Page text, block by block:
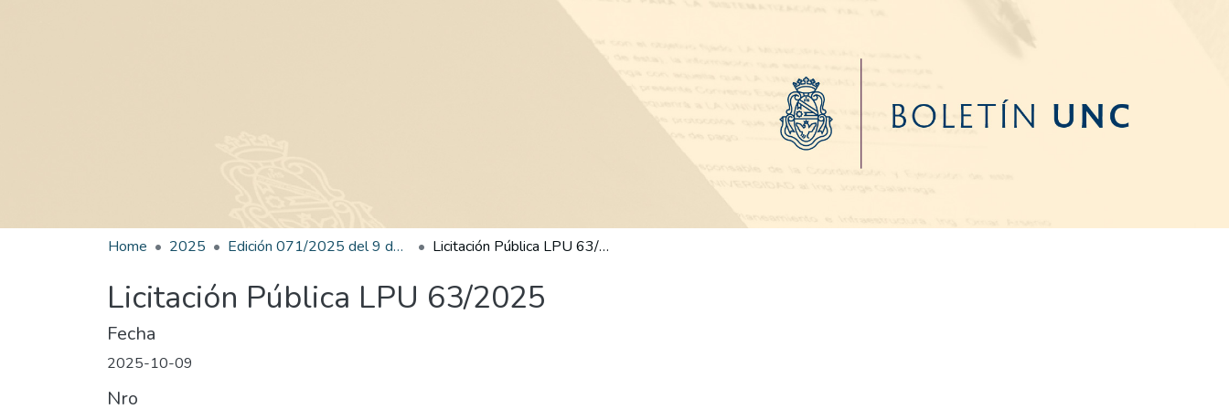
Home 2025 Edición 071/2025 del 9 de octubre de 2025 Licitación Pública LPU 63/2025
Licitación Pública LPU 63/2025
Fecha
2025-10-09
Nro